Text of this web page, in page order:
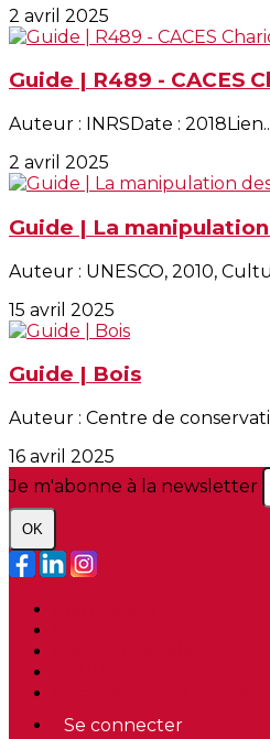
2 avril 2025
Guide | R489 - CACES
Auteur : INRSDate :
2 avril 2025
Guide | La
Auteur : UNESCO, 2010,
15 avril 2025
Guide | Bois
Auteur : Centre de
16 avril 2025
Je m'abonne à la newsletter
OK
Se connecter